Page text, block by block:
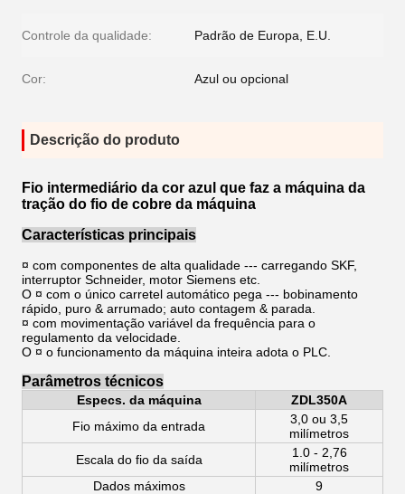
Controle da qualidade: Padrão de Europa, E.U.
Cor: Azul ou opcional
Descrição do produto
Fio intermediário da cor azul que faz a máquina da
tração do fio de cobre da máquina
Características principais
¤ com componentes de alta qualidade --- carregando SKF,
interruptor Schneider, motor Siemens etc.
O ¤ com o único carretel automático pega --- bobinamento
rápido, puro & arrumado; auto contagem & parada.
¤ com movimentação variável da frequência para o
regulamento da velocidade.
O ¤ o funcionamento da máquina inteira adota o PLC.
Parâmetros técnicos
Especs. da máquina
ZDL350A
Fio máximo da entrada
3,0 ou 3,5
milímetros
Escala do fio da saída
1.0 - 2,76
milímetros
Dados máximos
9